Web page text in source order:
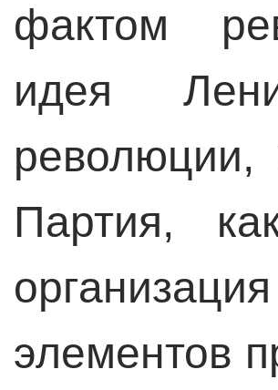
фактом
идея
революции,
Партия,
элементов